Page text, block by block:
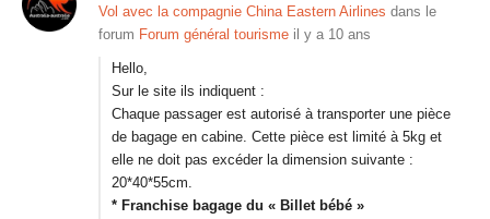
Vol avec la compagnie China Eastern Airlines dans le
forum Forum général tourisme il y a 10 ans
Hello,
Sur le site ils indiquent :
Chaque passager est autorisé à transporter une pièce
de bagage en cabine. Cette pièce est limité à 5kg et
elle ne doit pas excéder la dimension suivante :
20*40*55cm.
* Franchise bagage du « Billet bébé »